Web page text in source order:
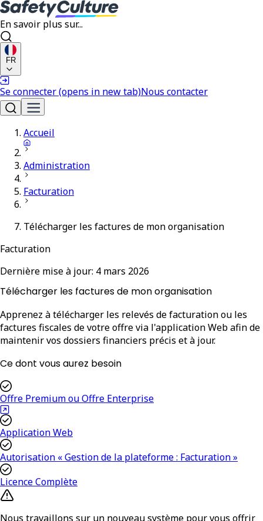
En savoir plus sur...
FR
Se connecter(opens in new tab)Nous contacter
Accueil
Administration
Facturation
Télécharger les factures de mon organisation
Facturation
Dernière mise à jour: 4 mars 2026
Télécharger les factures de mon organisation
Apprenez à télécharger les relevés de facturation ou les
factures fiscales de votre offre via l'application Web afin de
maintenir vos dossiers financiers précis et à jour.
Ce dont vous aurez besoin
Offre Premium ou Offre Enterprise
Application Web
Autorisation « Gestion de la plateforme : Facturation »
Licence Complète
Nous travaillons sur un nouveau système pour vous offrir